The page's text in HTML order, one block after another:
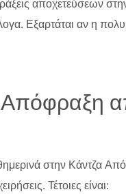
αποχετεύσεων
Εξαρτάται αν η
Απόφραξη
στην Κάντζα
Τέτοιες είναι: